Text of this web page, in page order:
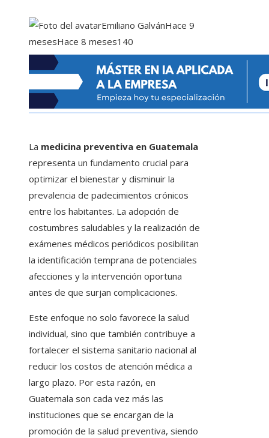
Emiliano GalvánHace 9
mesesHace 8 meses140
La medicina preventiva en Guatemala
representa un fundamento crucial para
optimizar el bienestar y disminuir la
prevalencia de padecimientos crónicos
entre los habitantes. La adopción de
costumbres saludables y la realización de
exámenes médicos periódicos posibilitan
la identificación temprana de potenciales
afecciones y la intervención oportuna
antes de que surjan complicaciones.
Este enfoque no solo favorece la salud
individual, sino que también contribuye a
fortalecer el sistema sanitario nacional al
reducir los costos de atención médica a
largo plazo. Por esta razón, en
Guatemala son cada vez más las
instituciones que se encargan de la
promoción de la salud preventiva, siendo